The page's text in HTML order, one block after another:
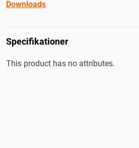
Downloads
Specifikationer
This product has no attributes.